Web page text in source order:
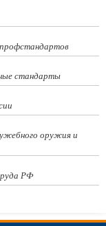
стандарты
оружия и
РФ